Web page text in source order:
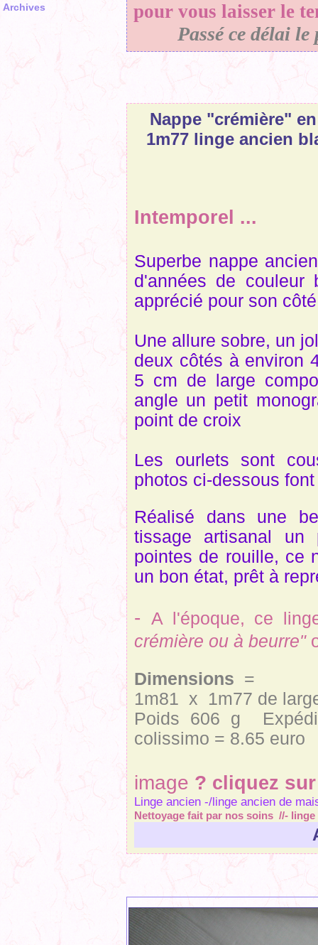
Archives
pour vous laisser le
Passé ce délai
Nappe "crémière"
1m77 linge ancien
Intemporel ...
Superbe nappe
d'années de
apprécié pour son
Une allure sobre, un
deux côtés à environ
5 cm de large
angle un petit
point de croix
Les ourlets sont
photos ci-dessous
Réalisé dans une
tissage artisanal un
pointes de rouille, ce
un bon état, prêt à
- A l'époque, ce
crémière ou à beurre"
Dimensions =
1m81 x 1m77 de
Poids 606 g
colissimo = 8.65 euro
image ? cliquez
Linge ancien -/linge ancien de
Nettoyage fait par nos soins //-